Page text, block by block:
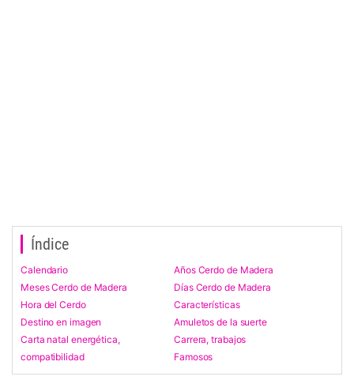
Índice
Calendario
Años Cerdo de Madera
Meses Cerdo de Madera
Días Cerdo de Madera
Hora del Cerdo
Características
Destino en imagen
Amuletos de la suerte
Carta natal energética,
compatibilidad
Carrera, trabajos
Famosos